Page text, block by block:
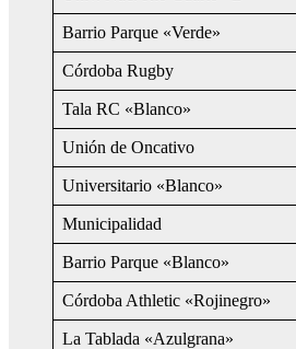
Barrio Parque «Verde»
Córdoba Rugby
Tala RC «Blanco»
Unión de Oncativo
Universitario «Blanco»
Municipalidad
Barrio Parque «Blanco»
Córdoba Athletic «Rojinegro»
La Tablada «Azulgrana»